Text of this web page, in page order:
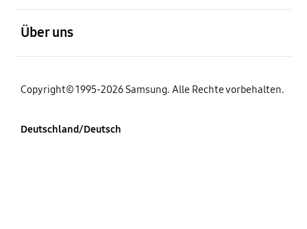
Über uns
Copyright© 1995-2026 Samsung. Alle Rechte vorbehalten.
Deutschland/Deutsch